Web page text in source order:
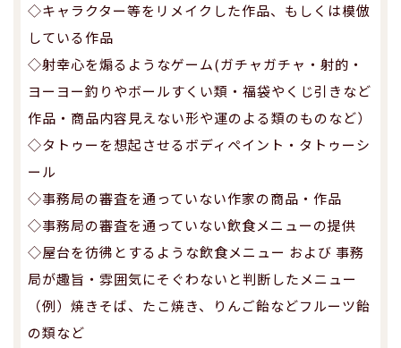
◇キャラクター等をリメイクした作品、もしくは模倣
している作品
◇射幸心を煽るようなゲーム(ガチャガチャ・射的・
ヨーヨー釣りやボールすくい類・福袋やくじ引きなど
作品・商品内容見えない形や運のよる類のものなど）
◇タトゥーを想起させるボディペイント・タトゥーシ
ール
◇事務局の審査を通っていない作家の商品・作品
◇事務局の審査を通っていない飲食メニューの提供
◇屋台を彷彿とするような飲食メニュー および 事務
局が趣旨・雰囲気にそぐわないと判断したメニュー
（例）焼きそば、たこ焼き、りんご飴などフルーツ飴
の類など